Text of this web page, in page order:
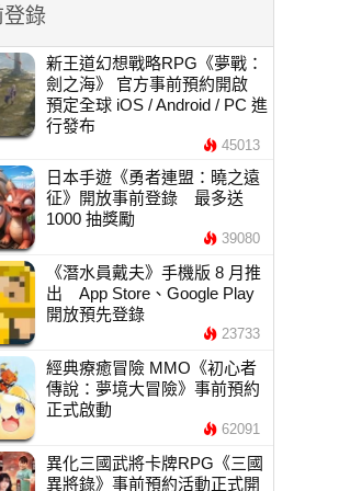
錄
新王道幻想戰略RPG《夢戰：
劍之海》 官方事前預約開啟
預定全球 iOS / Android / PC 進
行發布
45013
日本手遊《勇者連盟：曉之遠
征》開放事前登錄 最多送
1000 抽獎勵
39080
《潛水員戴夫》手機版 8 月推
出 App Store、Google Play
開放預先登錄
23733
經典療癒冒險 MMO《初心者
傳說：夢境大冒險》事前預約
正式啟動
62091
異化三國武將卡牌RPG《三國
異將錄》事前預約活動正式開